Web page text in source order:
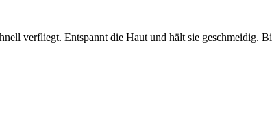
verfliegt. Entspannt die Haut und hält sie geschmeidig.